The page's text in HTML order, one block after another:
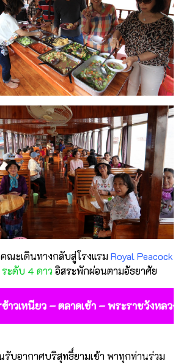
ะเดินทางกลับสู่โรงแรมRoyal Peacock
ระดับ 4 ดาว อิสระพักผ่อนตามอัธยาศัย
าวเหนียว – ตลาดเช้า – พระราชวังหลวง
อากาศบริสุทธิ์ยามเช้า พาทุกท่านร่วม